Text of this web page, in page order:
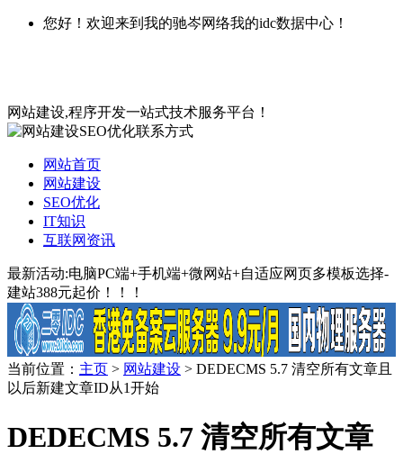
您好！欢迎来到我的驰岑网络我的idc数据中心！
网站建设,程序开发一站式技术服务平台！
网站首页
网站建设
SEO优化
IT知识
互联网资讯
最新活动:电脑PC端+手机端+微网站+自适应网页多模板选择-
建站388元起价！！！
当前位置： 主页 > 网站建设 > DEDECMS 5.7 清空所有文章且
以后新建文章ID从1开始
DEDECMS 5.7 清空所有文章